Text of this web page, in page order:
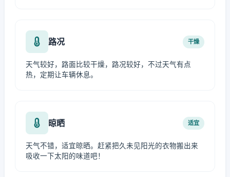
路况 干燥
天气较好，路面比较干燥，路况较好，不过天气有点
热，定期让车辆休息。
晾晒 适宜
天气不错，适宜晾晒。赶紧把久未见阳光的衣物搬出来
吸收一下太阳的味道吧！